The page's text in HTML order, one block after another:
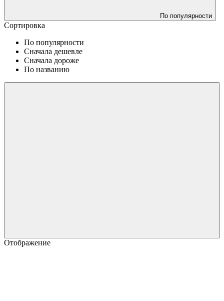
По популярности
Сортировка
По популярности
Сначала дешевле
Сначала дороже
По названию
Отображение